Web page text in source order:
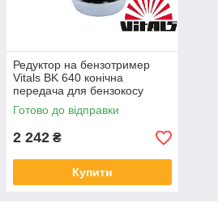
Редуктор на бензотример
Vitals BK 640 конічна
передача для бензокосу
Віталс
Готово до відправки
2 242 ₴
Купити